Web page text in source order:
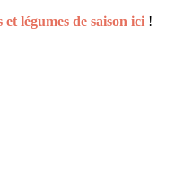
légumes de saison ici !